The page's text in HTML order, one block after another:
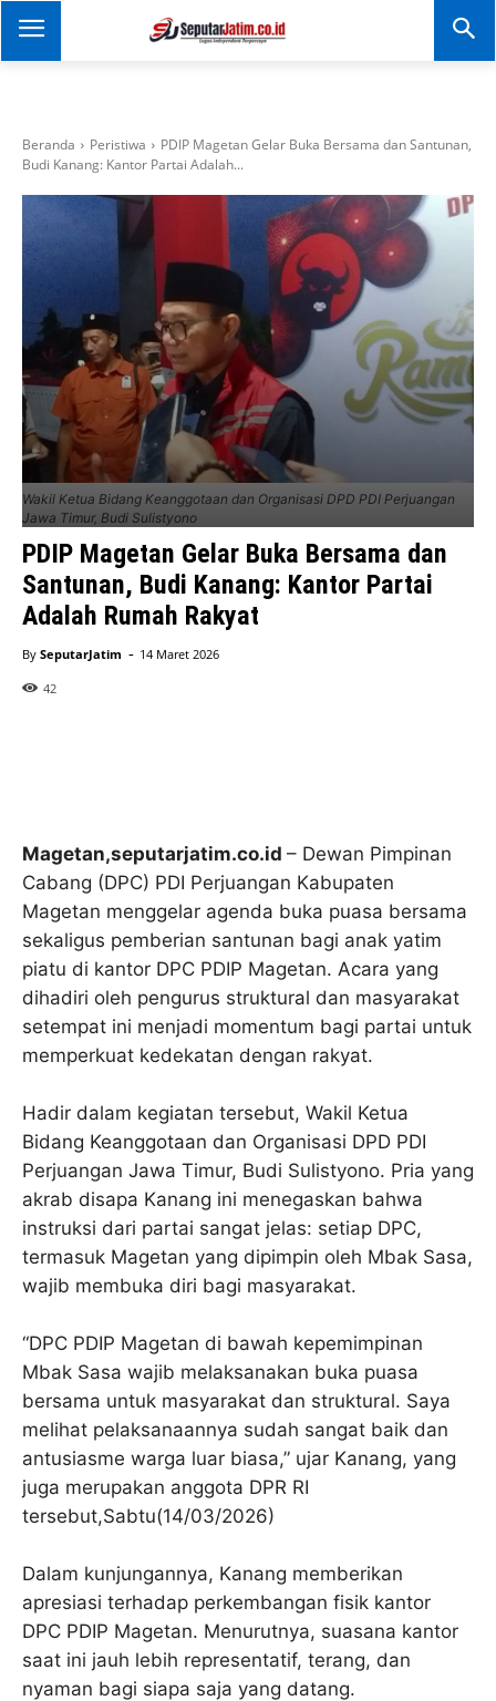
SEPUTAR JATIM
Portal Informasi Dan
Beranda Peristiwa
PDIP Magetan Gelar Buka Bersama dan Santunan,
Budi Kanang: Kantor Partai Adalah...
Wakil Ketua Bidang Keanggotaan dan Organisasi DPD PDI Perjuangan
Jawa Timur, Budi Sulistyono
PDIP Magetan Gelar Buka Bersama dan
Santunan, Budi Kanang: Kantor Partai
Adalah Rumah Rakyat
By SeputarJatim - 14 Maret 2026
42
Magetan,seputarjatim.co.id – Dewan Pimpinan
Cabang (DPC) PDI Perjuangan Kabupaten
Magetan menggelar agenda buka puasa bersama
sekaligus pemberian santunan bagi anak yatim
piatu di kantor DPC PDIP Magetan. Acara yang
dihadiri oleh pengurus struktural dan masyarakat
setempat ini menjadi momentum bagi partai untuk
memperkuat kedekatan dengan rakyat.
Hadir dalam kegiatan tersebut, Wakil Ketua
Bidang Keanggotaan dan Organisasi DPD PDI
Perjuangan Jawa Timur, Budi Sulistyono. Pria yang
akrab disapa Kanang ini menegaskan bahwa
instruksi dari partai sangat jelas: setiap DPC,
termasuk Magetan yang dipimpin oleh Mbak Sasa,
wajib membuka diri bagi masyarakat.
“DPC PDIP Magetan di bawah kepemimpinan
Mbak Sasa wajib melaksanakan buka puasa
bersama untuk masyarakat dan struktural. Saya
melihat pelaksanaannya sudah sangat baik dan
antusiasme warga luar biasa,” ujar Kanang, yang
juga merupakan anggota DPR RI
tersebut,Sabtu(14/03/2026)
Dalam kunjungannya, Kanang memberikan
apresiasi terhadap perkembangan fisik kantor
DPC PDIP Magetan. Menurutnya, suasana kantor
saat ini jauh lebih representatif, terang, dan
nyaman bagi siapa saja yang datang.